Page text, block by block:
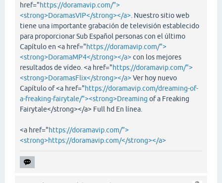
href="https://doramavip.com/">
<strong>DoramasVIP</strong></a> . Nuestro sitio web
tiene una importante grabación de televisión establecido
para proporcionar Sub Español personas con el último
Capítulo en <a href="https://doramavip.com/">
<strong>DoramaMP4</strong></a> con los mejores
resultados de vídeo. <a href="https://doramavip.com/">
<strong>DoramasFlix</strong></a> Ver hoy nuevo
Capítulo of <a href="https://doramavip.com/dreaming-of-
a-freaking-fairytale/"><strong>Dreaming of a Freaking
Fairytale</strong></a> Full hd En línea.
<a href="https://doramavip.com/">
<strong>https://doramavip.com/</strong></a>